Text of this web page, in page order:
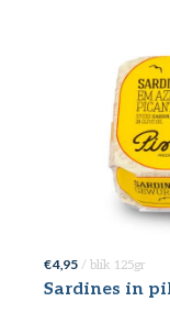
€ 4,95 / blik 125gr
Sardines in